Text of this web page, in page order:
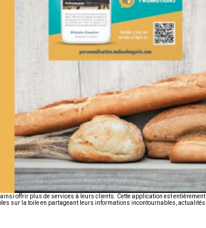
offrir plus de services à leurs clients. Cette application est entièrement
sur la toile en partageant leurs informations incontournables, actualités,